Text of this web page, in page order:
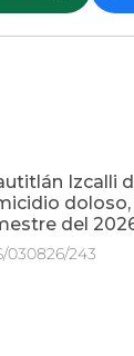
Izcalli
del
030826/243